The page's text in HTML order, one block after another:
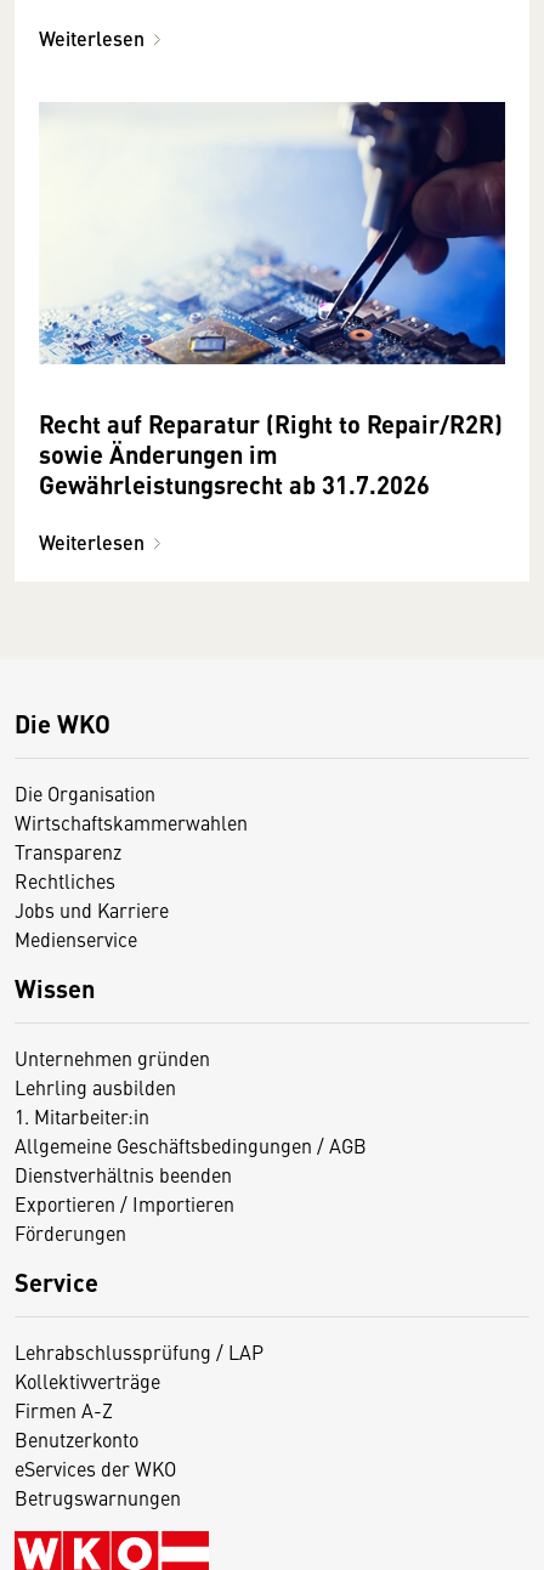
Weiterlesen
Recht auf Reparatur (Right to Repair/R2R)
sowie Änderungen im
Gewährleistungsrecht ab 31.7.2026
Weiterlesen
Die WKO
Die Organisation
Wirtschaftskammerwahlen
Transparenz
Rechtliches
Jobs und Karriere
Medienservice
Wissen
Unternehmen gründen
Lehrling ausbilden
1. Mitarbeiter:in
Allgemeine Geschäftsbedingungen / AGB
Dienstverhältnis beenden
Exportieren / Importieren
Förderungen
Service
Lehrabschlussprüfung / LAP
Kollektivverträge
Firmen A-Z
Benutzerkonto
eServices der WKO
Betrugswarnungen